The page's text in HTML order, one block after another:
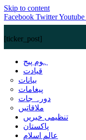
Skip to content
Facebook TwitterYoutube
[ticker_post]
ہوم پیج
قیادت
بیانات
پیغامات
دورہ جات
ملاقاتیں
تنظیمی خبریں
پاکستان
عالم اسلام